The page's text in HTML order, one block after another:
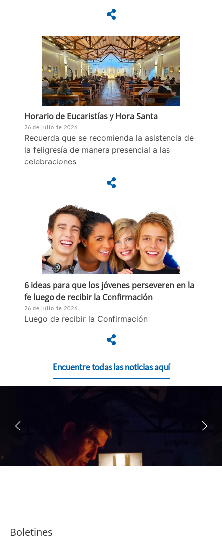
Horario de Eucaristías y Hora Santa
26 de julio de 2026
Recuerda que se recomienda la asistencia de
la feligresía de manera presencial a las
celebraciones
6 ideas para que los jóvenes perseveren en la
fe luego de recibir la Confirmación
26 de julio de 2026
Luego de recibir la Confirmación
Encuentre todas las noticias aquí
Boletines